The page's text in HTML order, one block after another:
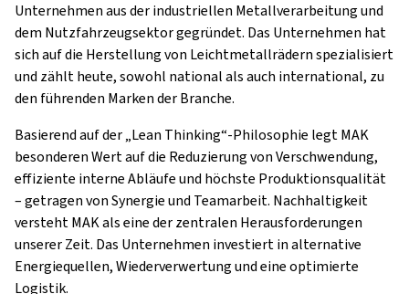
Unternehmen aus der industriellen Metallverarbeitung und
dem Nutzfahrzeugsektor gegründet. Das Unternehmen hat
sich auf die Herstellung von Leichtmetallrädern spezialisiert
und zählt heute, sowohl national als auch international, zu
den führenden Marken der Branche.
Basierend auf der „Lean Thinking“-Philosophie legt MAK
besonderen Wert auf die Reduzierung von Verschwendung,
effiziente interne Abläufe und höchste Produktionsqualität
– getragen von Synergie und Teamarbeit. Nachhaltigkeit
versteht MAK als eine der zentralen Herausforderungen
unserer Zeit. Das Unternehmen investiert in alternative
Energiequellen, Wiederverwertung und eine optimierte
Logistik.